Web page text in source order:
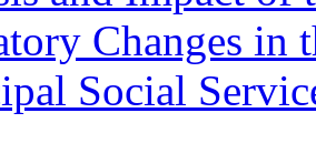
Changes in
Social